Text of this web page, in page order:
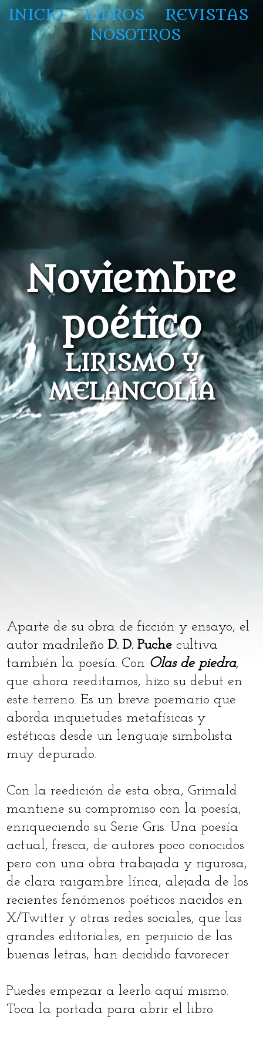
INICIO LIBROS
REVISTAS
NOSOTROS
Noviembre
poético
LIRISMO Y
MELANCOLÍA
Aparte de su obra de ficción y ensayo, el
autor madrileño D. D. Puche cultiva
también la poesía. Con Olas de piedra,
que ahora reeditamos, hizo su debut en
este terreno. Es un breve poemario que
aborda inquietudes metafísicas y
estéticas desde un lenguaje simbolista
muy depurado.
Con la reedición de esta obra, Grimald
mantiene su compromiso con la poesía,
enriqueciendo su Serie Gris. Una poesía
actual, fresca, de autores poco conocidos
pero con una obra trabajada y rigurosa,
de clara raigambre lírica, alejada de los
recientes fenómenos poéticos nacidos en
X/Twitter y otras redes sociales, que las
grandes editoriales, en perjuicio de las
buenas letras, han decidido favorecer.
Puedes empezar a leerlo aquí mismo.
Toca la portada para abrir el libro.